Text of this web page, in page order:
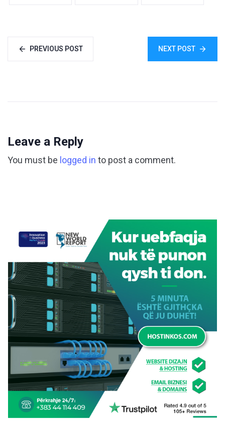
PREVIOUS POST NEXT POST
Leave a Reply
You must be logged in to post a comment.